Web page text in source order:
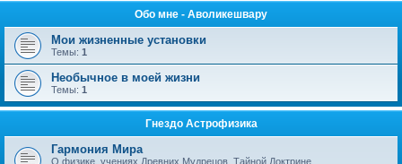
Обо мне - Аволикешвару
Мои жизненные установки
Темы: 1
Необычное в моей жизни
Темы: 1
Гнездо Астрофизика
Гармония Мира
О физике, учениях Древних Мудрецов, Тайной Доктрине